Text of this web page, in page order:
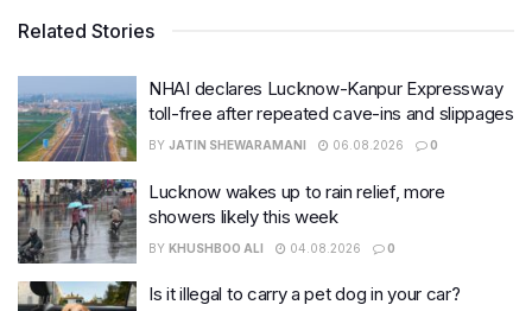
Related Stories
NHAI declares Lucknow-Kanpur Expressway
toll-free after repeated cave-ins and slippages
BY JATIN SHEWARAMANI 06.08.2026 0
Lucknow wakes up to rain relief, more
showers likely this week
BY KHUSHBOO ALI 04.08.2026 0
Is it illegal to carry a pet dog in your car?